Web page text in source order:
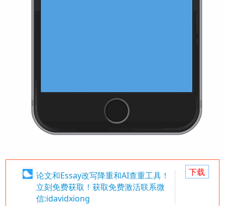
论文和Essay改写降重和AI查重工具！
立刻免费获取！获取免费激活联系微
信:idavidxiong
下载